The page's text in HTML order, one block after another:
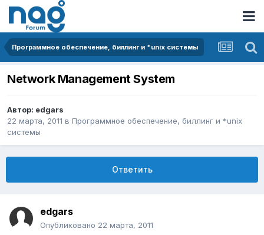
Программное обеспечение, биллинг и *unix системы
Network Management System
Автор: edgars
22 марта, 2011 в Программное обеспечение, биллинг и *unix
системы
Ответить
edgars
Опубликовано 22 марта, 2011